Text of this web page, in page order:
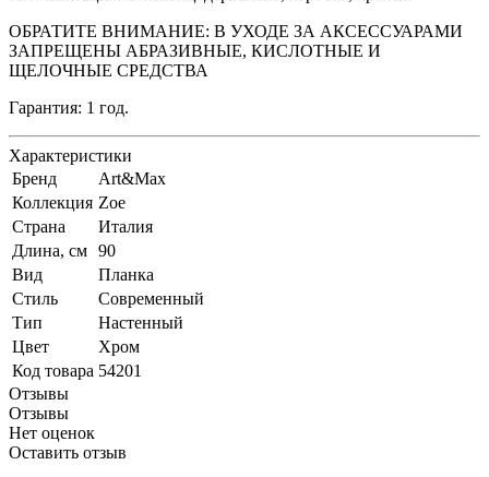
ОБРАТИТЕ ВНИМАНИЕ: В УХОДЕ ЗА АКСЕССУАРАМИ
ЗАПРЕЩЕНЫ АБРАЗИВНЫЕ, КИСЛОТНЫЕ И
ЩЕЛОЧНЫЕ СРЕДСТВА
Гарантия: 1 год.
Характеристики
Бренд
Art&Max
Коллекция Zoe
Страна
Италия
Длина, см 90
Вид
Планка
Стиль
Современный
Тип
Настенный
Цвет
Хром
Код товара 54201
Отзывы
Отзывы
Нет оценок
Оставить отзыв